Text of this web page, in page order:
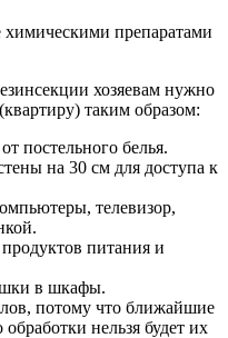
химическими препаратами
хозяевам нужно
таким образом:
постельного белья.
на 30 см для доступа к
телевизор,
питания и
в шкафы.
потому что ближайшие
нельзя будет их